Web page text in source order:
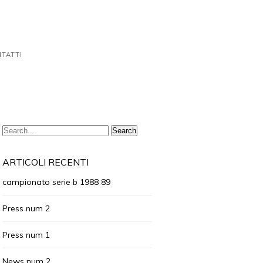
ARTICOLI RECENTI
campionato serie b 1988 89
Press num 2
Press num 1